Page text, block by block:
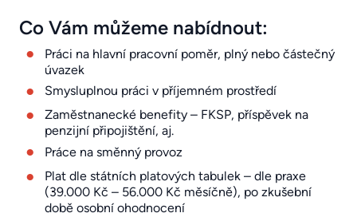
Co Vám můžeme nabídnout:
Práci na hlavní pracovní poměr, plný nebo částečný
úvazek
Smysluplnou práci v příjemném prostředí
Zaměstnanecké benefity – FKSP, příspěvek na
penzijní připojištění, aj.
Práce na směnný provoz
Plat dle státních platových tabulek – dle praxe
(39.000 Kč – 56.000 Kč měsíčně), po zkušební
době osobní ohodnocení